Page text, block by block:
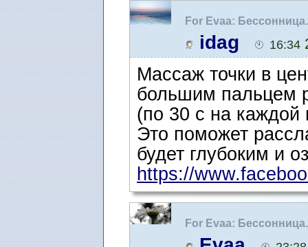
For Evaa:
idag 16:34
Массаж точки в
большим пальцем
(по 30 с на каждой
Это поможет
будет глубоким и
https://
For Evaa: